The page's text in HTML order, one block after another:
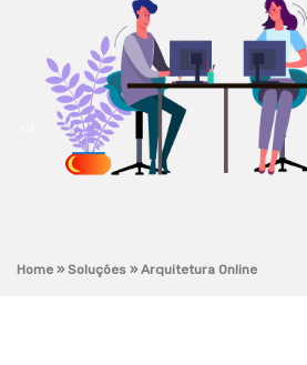
Home » Soluções »Arquitetura Online